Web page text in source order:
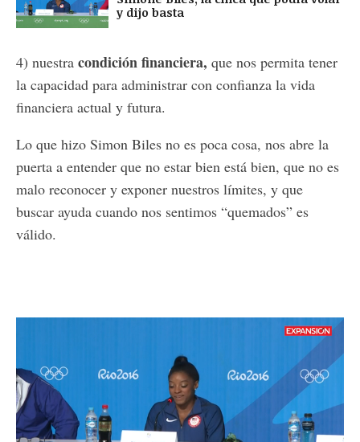
y dijo basta
4) nuestra condición financiera, que nos permita tener
la capacidad para administrar con confianza la vida
financiera actual y futura.
Lo que hizo Simon Biles no es poca cosa, nos abre la
puerta a entender que no estar bien está bien, que no es
malo reconocer y exponer nuestros límites, y que
buscar ayuda cuando nos sentimos “quemados” es
válido.